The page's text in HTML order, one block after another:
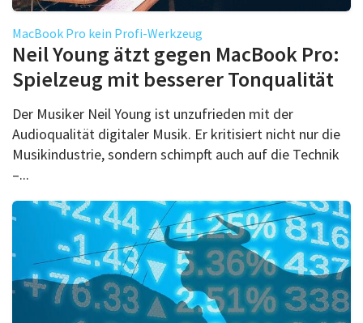
MacBook Pro kein Profi-Werkzeug
Neil Young ätzt gegen MacBook Pro:
Spielzeug mit besserer Tonqualität
Der Musiker Neil Young ist unzufrieden mit der
Audioqualität digitaler Musik. Er kritisiert nicht nur die
Musikindustrie, sondern schimpft auch auf die Technik
–...